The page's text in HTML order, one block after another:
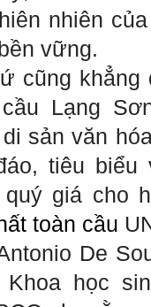
nhiên
vững.
cũng khẳng
Lạng
sản văn
tiêu
quý giá cho
toàn cầu
De
Khoa học